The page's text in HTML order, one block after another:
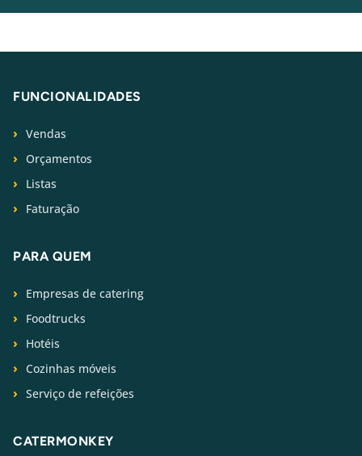
FUNCIONALIDADES
Vendas
Orçamentos
Listas
Faturação
PARA QUEM
Empresas de catering
Foodtrucks
Hotéis
Cozinhas móveis
Serviço de refeições
CATERMONKEY